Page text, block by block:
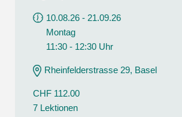
10.08.26 - 21.09.26
Montag
11:30 - 12:30 Uhr
Rheinfelderstrasse 29, Basel
CHF 112.00
7 Lektionen